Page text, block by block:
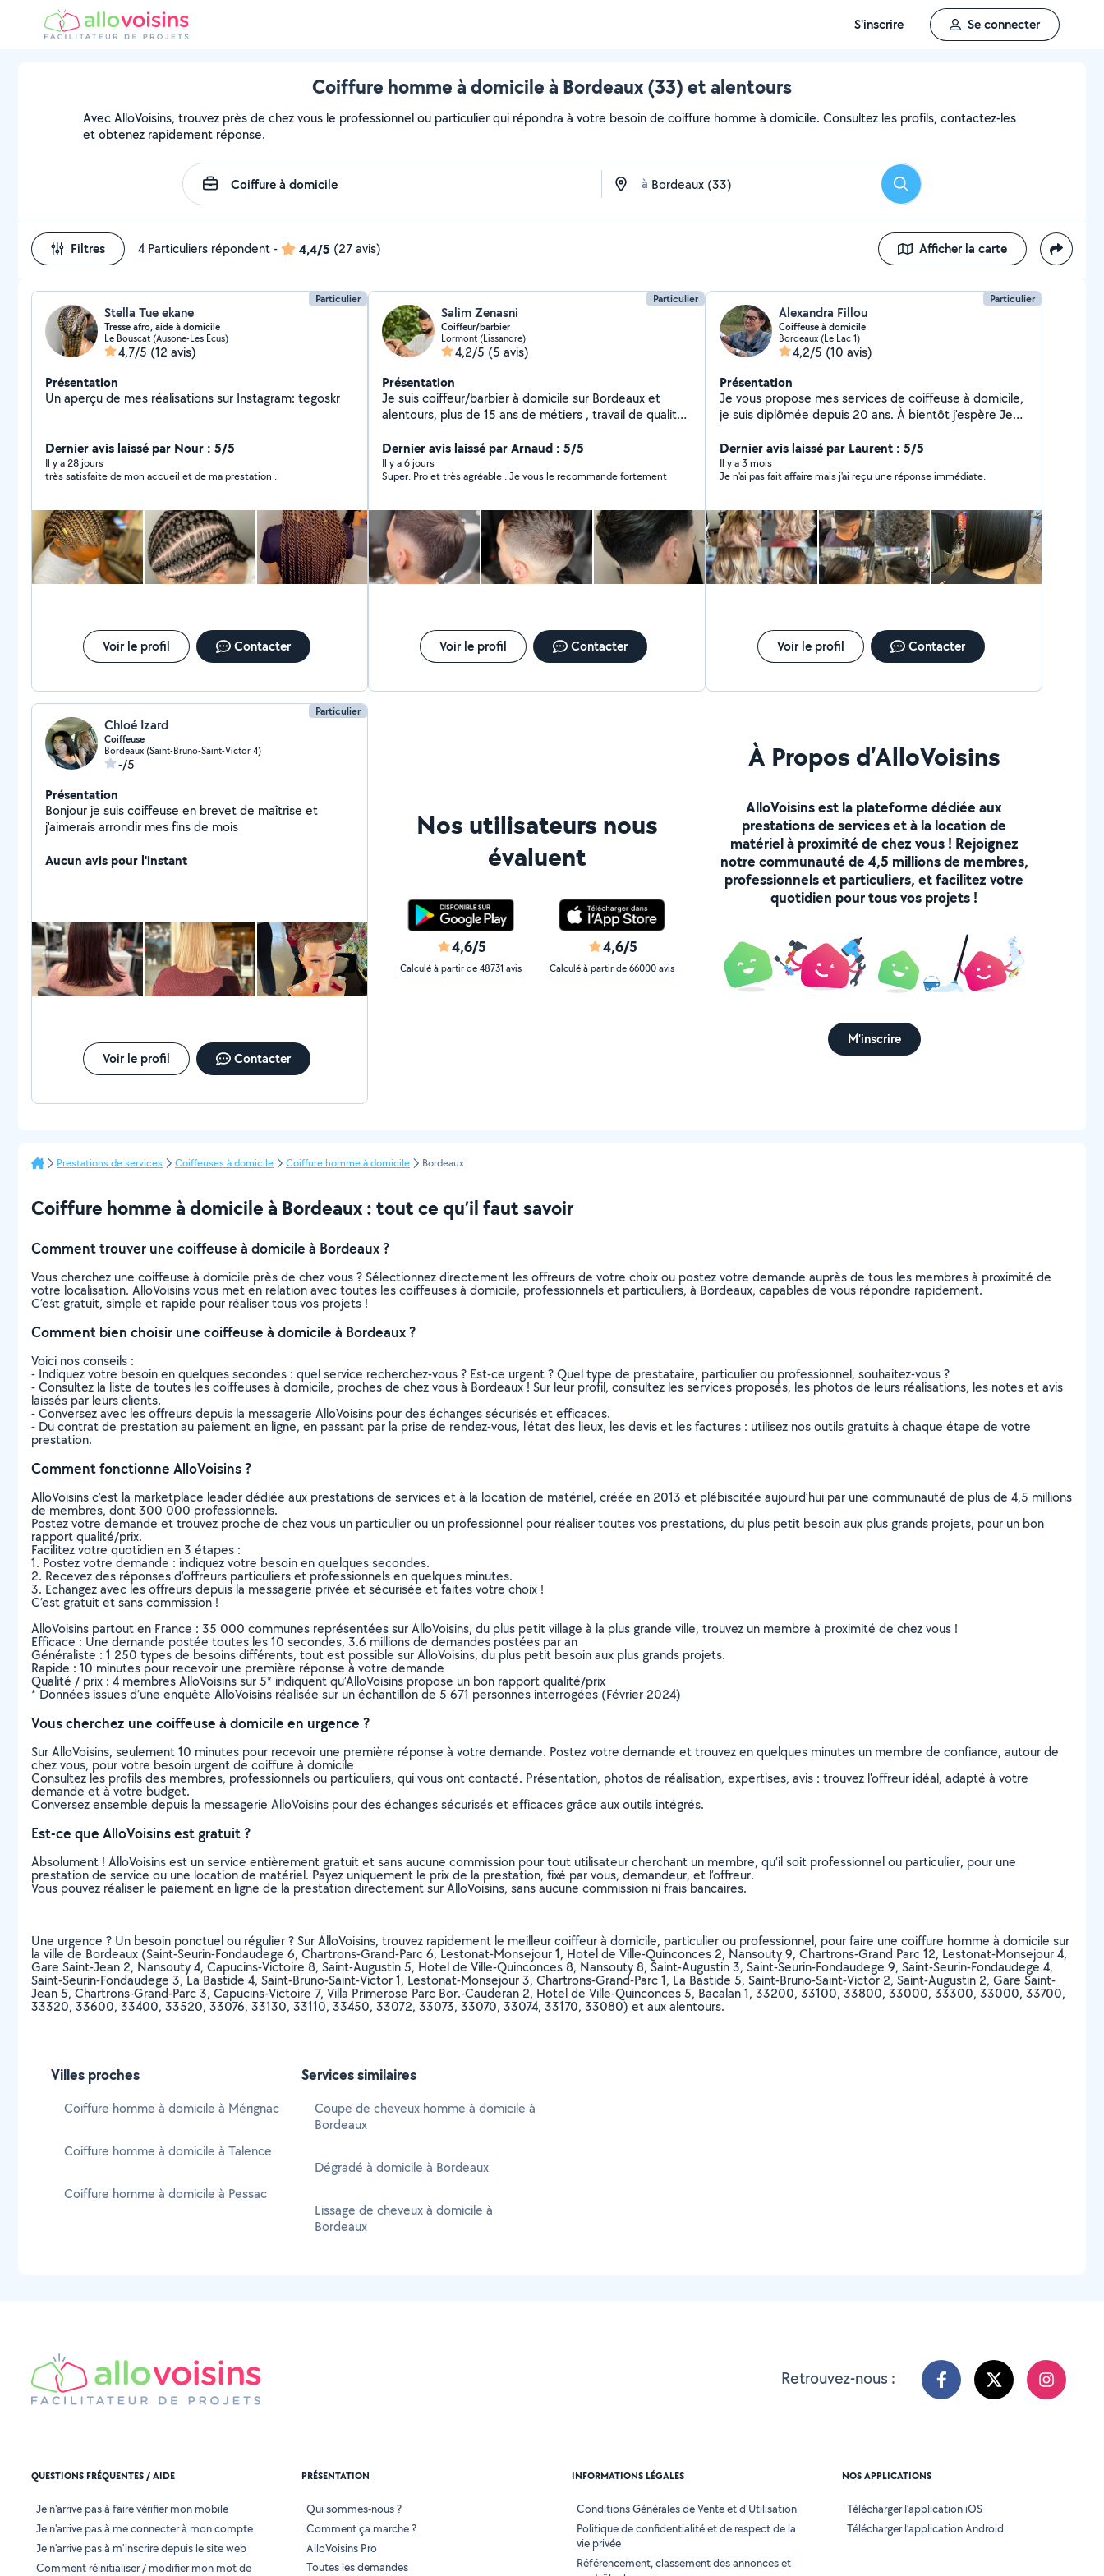
S'inscrire Se connecter
Coiffure homme à domicile à Bordeaux (33) et alentours
Avec AlloVoisins, trouvez près de chez vous le professionnel ou particulier qui répondra à votre besoin de coiffure homme à domicile. Consultez les profils, contactez-les
et obtenez rapidement réponse.
à Rechercher
Filtres 4 Particuliers répondent- 4,4/5 (27 avis) Afficher la carte
Particulier
Stella Tue ekane
Tresse afro, aide à domicile
Le Bouscat (Ausone-Les Ecus)
4,7/5 (12 avis)
Présentation
Un aperçu de mes réalisations sur Instagram: tegoskr
Dernier avis laissé par Nour : 5/5
Il y a 28 jours
très satisfaite de mon accueil et de ma prestation .
Voir le profil Contacter
Particulier
Salim Zenasni
Coiffeur/barbier
Lormont (Lissandre)
4,2/5 (5 avis)
Présentation
Je suis coiffeur/barbier à domicile sur Bordeaux et
alentours, plus de 15 ans de métiers , travail de qualité
Dernier avis laissé par Arnaud : 5/5
Il y a 6 jours
Super. Pro et très agréable . Je vous le recommande fortement
Voir le profil Contacter
Particulier
Alexandra Fillou
Coiffeuse à domicile
Bordeaux (Le Lac 1)
4,2/5 (10 avis)
Présentation
Je vous propose mes services de coiffeuse à domicile,
je suis diplômée depuis 20 ans. À bientôt j'espère Je
demandes. Merci
Dernier avis laissé par Laurent : 5/5
Il y a 3 mois
Je n'ai pas fait affaire mais j'ai reçu une réponse immédiate.
Voir le profil Contacter
Particulier
Chloé Izard
Coiffeuse
Bordeaux (Saint-Bruno-Saint-Victor 4)
-/5
Présentation
Bonjour je suis coiffeuse en brevet de maîtrise et
j'aimerais arrondir mes fins de mois
Aucun avis pour l'instant
Voir le profil Contacter
Nos utilisateurs nous
évaluent
4,6/5
Calculé à partir de 48731 avis
4,6/5
Calculé à partir de 66000 avis
À Propos d’AlloVoisins
AlloVoisins est la plateforme dédiée aux
prestations de services et à la location de
matériel à proximité de chez vous ! Rejoignez
notre communauté de 4,5 millions de membres,
professionnels et particuliers, et facilitez votre
quotidien pour tous vos projets !
M'inscrire
Prestations de services Coiffeuses à domicile Coiffure homme à domicile Bordeaux
Coiffure homme à domicile à Bordeaux : tout ce qu’il faut savoir
Comment trouver une coiffeuse à domicile à Bordeaux ?
Vous cherchez une coiffeuse à domicile près de chez vous ? Sélectionnez directement les offreurs de votre choix ou postez votre demande auprès de tous les membres à proximité de
votre localisation. AlloVoisins vous met en relation avec toutes les coiffeuses à domicile, professionnels et particuliers, à Bordeaux, capables de vous répondre rapidement.
C’est gratuit, simple et rapide pour réaliser tous vos projets !
Comment bien choisir une coiffeuse à domicile à Bordeaux ?
Voici nos conseils :
- Indiquez votre besoin en quelques secondes : quel service recherchez-vous ? Est-ce urgent ? Quel type de prestataire, particulier ou professionnel, souhaitez-vous ?
- Consultez la liste de toutes les coiffeuses à domicile, proches de chez vous à Bordeaux ! Sur leur profil, consultez les services proposés, les photos de leurs réalisations, les notes et avis
laissés par leurs clients.
- Conversez avec les offreurs depuis la messagerie AlloVoisins pour des échanges sécurisés et efficaces.
- Du contrat de prestation au paiement en ligne, en passant par la prise de rendez-vous, l’état des lieux, les devis et les factures : utilisez nos outils gratuits à chaque étape de votre
prestation.
Comment fonctionne AlloVoisins ?
AlloVoisins c’est la marketplace leader dédiée aux prestations de services et à la location de matériel, créée en 2013 et plébiscitée aujourd’hui par une communauté de plus de 4,5 millions
de membres, dont 300 000 professionnels.
Postez votre demande et trouvez proche de chez vous un particulier ou un professionnel pour réaliser toutes vos prestations, du plus petit besoin aux plus grands projets, pour un bon
rapport qualité/prix.
Facilitez votre quotidien en 3 étapes :
1. Postez votre demande : indiquez votre besoin en quelques secondes.
2. Recevez des réponses d’offreurs particuliers et professionnels en quelques minutes.
3. Echangez avec les offreurs depuis la messagerie privée et sécurisée et faites votre choix !
C’est gratuit et sans commission !
AlloVoisins partout en France : 35 000 communes représentées sur AlloVoisins, du plus petit village à la plus grande ville, trouvez un membre à proximité de chez vous !
Efficace : Une demande postée toutes les 10 secondes, 3.6 millions de demandes postées par an
Généraliste : 1 250 types de besoins différents, tout est possible sur AlloVoisins, du plus petit besoin aux plus grands projets.
Rapide : 10 minutes pour recevoir une première réponse à votre demande
Qualité / prix : 4 membres AlloVoisins sur 5* indiquent qu’AlloVoisins propose un bon rapport qualité/prix
* Données issues d’une enquête AlloVoisins réalisée sur un échantillon de 5 671 personnes interrogées (Février 2024)
Vous cherchez une coiffeuse à domicile en urgence ?
Sur AlloVoisins, seulement 10 minutes pour recevoir une première réponse à votre demande. Postez votre demande et trouvez en quelques minutes un membre de confiance, autour de
chez vous, pour votre besoin urgent de coiffure à domicile
Consultez les profils des membres, professionnels ou particuliers, qui vous ont contacté. Présentation, photos de réalisation, expertises, avis : trouvez l'offreur idéal, adapté à votre
demande et à votre budget.
Conversez ensemble depuis la messagerie AlloVoisins pour des échanges sécurisés et efficaces grâce aux outils intégrés.
Est-ce que AlloVoisins est gratuit ?
Absolument ! AlloVoisins est un service entièrement gratuit et sans aucune commission pour tout utilisateur cherchant un membre, qu’il soit professionnel ou particulier, pour une
prestation de service ou une location de matériel. Payez uniquement le prix de la prestation, fixé par vous, demandeur, et l’offreur.
Vous pouvez réaliser le paiement en ligne de la prestation directement sur AlloVoisins, sans aucune commission ni frais bancaires.
Une urgence ? Un besoin ponctuel ou régulier ? Sur AlloVoisins, trouvez rapidement le meilleur coiffeur à domicile, particulier ou professionnel, pour faire une coiffure homme à domicile sur
la ville de Bordeaux (Saint-Seurin-Fondaudege 6, Chartrons-Grand-Parc 6, Lestonat-Monsejour 1, Hotel de Ville-Quinconces 2, Nansouty 9, Chartrons-Grand Parc 12, Lestonat-Monsejour 4,
Gare Saint-Jean 2, Nansouty 4, Capucins-Victoire 8, Saint-Augustin 5, Hotel de Ville-Quinconces 8, Nansouty 8, Saint-Augustin 3, Saint-Seurin-Fondaudege 9, Saint-Seurin-Fondaudege 4,
Saint-Seurin-Fondaudege 3, La Bastide 4, Saint-Bruno-Saint-Victor 1, Lestonat-Monsejour 3, Chartrons-Grand-Parc 1, La Bastide 5, Saint-Bruno-Saint-Victor 2, Saint-Augustin 2, Gare Saint-
Jean 5, Chartrons-Grand-Parc 3, Capucins-Victoire 7, Villa Primerose Parc Bor.-Cauderan 2, Hotel de Ville-Quinconces 5, Bacalan 1, 33200, 33100, 33800, 33000, 33300, 33000, 33700,
33320, 33600, 33400, 33520, 33076, 33130, 33110, 33450, 33072, 33073, 33070, 33074, 33170, 33080) et aux alentours.
Villes proches
Coiffure homme à domicile à Mérignac
Coiffure homme à domicile à Talence
Coiffure homme à domicile à Pessac
Services similaires
Coupe de cheveux homme à domicile à
Bordeaux
Dégradé à domicile à Bordeaux
Lissage de cheveux à domicile à
Bordeaux
Retrouvez-nous :
QUESTIONS FRÉQUENTES / AIDE
Je n'arrive pas à faire vérifier mon mobile
Je n'arrive pas à me connecter à mon compte
Je n'arrive pas à m'inscrire depuis le site web
Comment réinitialiser / modifier mon mot de
PRÉSENTATION
Qui sommes-nous ?
Comment ça marche ?
AlloVoisins Pro
Toutes les demandes
INFORMATIONS LÉGALES
Conditions Générales de Vente et d'Utilisation
Politique de confidentialité et de respect de la
vie privée
Référencement, classement des annonces et
NOS APPLICATIONS
Télécharger l’application iOS
Télécharger l’application Android